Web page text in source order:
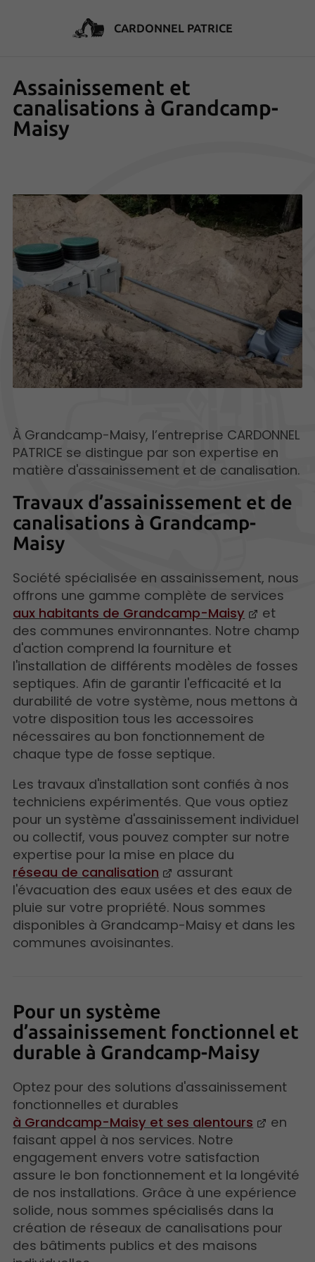
CARDONNEL PATRICE
Assainissement et
canalisations à Grandcamp-
Maisy
À Grandcamp-Maisy, l’entreprise CARDONNEL
PATRICE se distingue par son expertise en
matière d'assainissement et de canalisation.
Travaux d’assainissement et de
canalisations à Grandcamp-
Maisy
Société spécialisée en assainissement, nous
offrons une gamme complète de services
aux habitants de Grandcamp-Maisy
et
des communes environnantes. Notre champ
d'action comprend la fourniture et
l'installation de différents modèles de fosses
septiques. Afin de garantir l'efficacité et la
durabilité de votre système, nous mettons à
votre disposition tous les accessoires
nécessaires au bon fonctionnement de
chaque type de fosse septique.
Les travaux d'installation sont confiés à nos
techniciens expérimentés. Que vous optiez
pour un système d'assainissement individuel
ou collectif, vous pouvez compter sur notre
expertise pour la mise en place du
réseau de canalisation
assurant
l'évacuation des eaux usées et des eaux de
pluie sur votre propriété. Nous sommes
disponibles à Grandcamp-Maisy et dans les
communes avoisinantes.
Pour un système
d’assainissement fonctionnel et
durable à Grandcamp-Maisy
Optez pour des solutions d'assainissement
fonctionnelles et durables
à Grandcamp-Maisy et ses alentours
en
faisant appel à nos services. Notre
engagement envers votre satisfaction
assure le bon fonctionnement et la longévité
de nos installations. Grâce à une expérience
solide, nous sommes spécialisés dans la
création de réseaux de canalisations pour
des bâtiments publics et des maisons